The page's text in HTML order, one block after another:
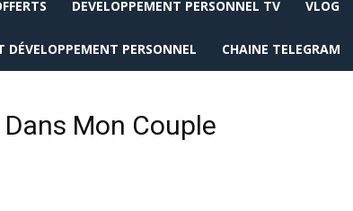
DEVELOPPEMENT PERSONNEL TV VLOG
DÉVELOPPEMENT PERSONNEL CHAINE TELEGRAM
Mon Couple